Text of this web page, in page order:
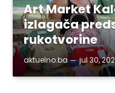
Art Market
izlagača
rukotvorine
aktuelno.ba jul 30,